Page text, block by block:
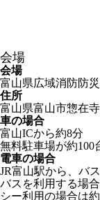
会場
会場
富山県広域消防防
住所
富山県富山市惣在寺
車の場合
富山ICから約8分
無料駐車場が約100
電車の場合
JR富山駅から、バ
バスを利用する場
シー利用の場合は約